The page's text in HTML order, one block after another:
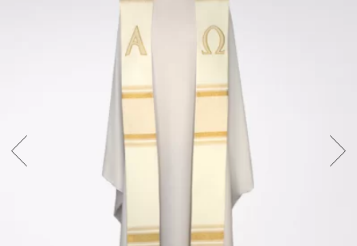
SUBMENU (SUTANNY I DODATKI )
SUBMENU (POZOSTAŁE )